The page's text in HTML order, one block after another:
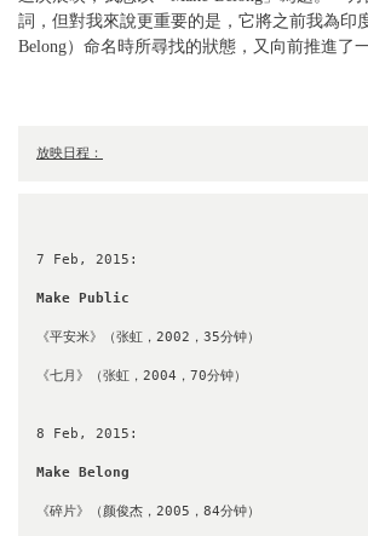
詞，但對我來說更重要的是，它將之前我為印
Belong）命名時所尋找的狀態，又向前推進了一
放映日程：
7 Feb, 2015:
Make Public
《平安米》（张虹，2002，35分钟）
《七月》（张虹，2004，70分钟）
8 Feb, 2015:
Make Belong
《碎片》（颜俊杰，2005，84分钟）